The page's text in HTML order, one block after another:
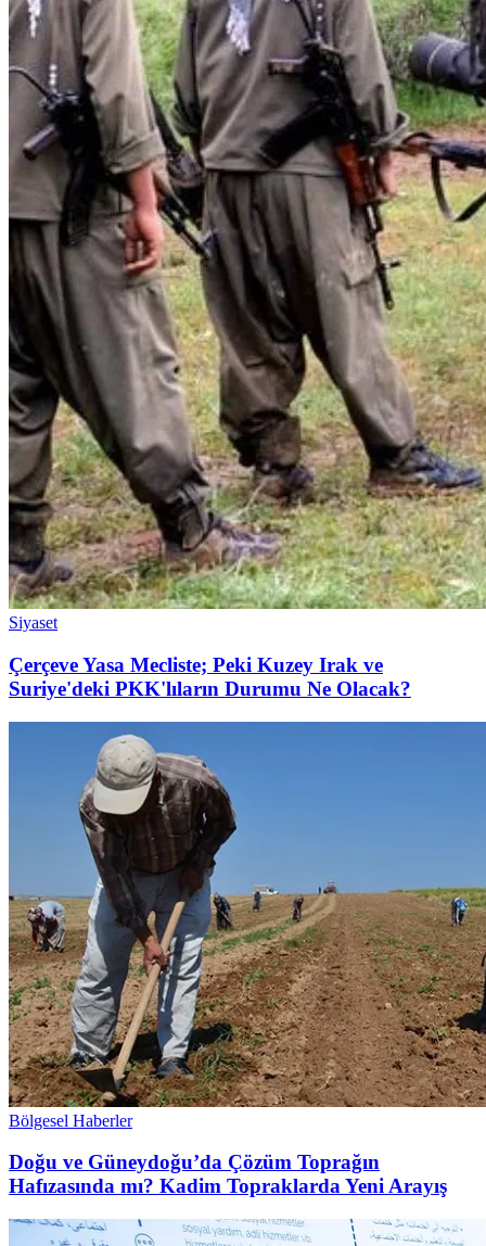
Siyaset
Çerçeve Yasa Mecliste; Peki Kuzey Irak ve
Suriye'deki PKK'lıların Durumu Ne Olacak?
Bölgesel Haberler
Doğu ve Güneydoğu’da Çözüm Toprağın
Hafızasında mı? Kadim Topraklarda Yeni Arayış